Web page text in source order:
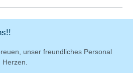
unser freundliches Personal